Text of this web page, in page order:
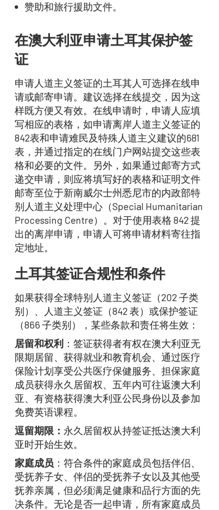
赞助和旅行援助文件。
在澳大利亚申请土耳其保护签
证
申请人道主义签证的土耳其人可选择在线申
请或邮寄申请。建议选择在线提交，因为这
样既方便又有效。在线申请时，申请人应填
写相应的表格，如申请离岸人道主义签证的
842表和申请难民及特殊人道主义建议的681
表，并通过指定的在线门户网站提交这些表
格和必要的文件。另外，如果通过邮寄方式
递交申请，则应将填写好的表格和证明文件
邮寄至位于新南威尔士州悉尼市的内政部特
别人道主义处理中心（Special Humanitarian
Processing Centre）。对于使用表格 842 提
出的离岸申请，申请人可将申请材料寄往指
定地址。
土耳其签证合规性和条件
如果获得全球特别人道主义签证（202 子类
别）、人道主义签证（842 表）或保护签证
（866 子类别），某些条款和责任将生效：
居留和权利 ：签证获得者有权在澳大利亚无
限期居留、获得就业和教育机会、通过医疗
保险计划享受公共医疗保健服务、担保家庭
成员获得永久居留权、五年内可往返澳大利
亚、有资格获得澳大利亚公民身份以及参加
免费英语课程。
逗留期限： 永久居留权从持签证抵达澳大利
亚时开始生效。
家庭成员 ：符合条件的家庭成员包括伴侣、
受抚养子女、伴侣的受抚养子女以及其他受
抚养亲属，但必须满足健康和品行方面的先
决条件。无论是否一起申请，所有家庭成员